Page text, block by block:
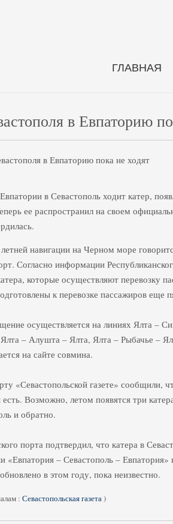
ГЛАВНАЯ
в Евпаторию
в Севастополь ходит катер,
ее распространил на своем
навигации на Черном море
Согласно информации
которые осуществляют перевозку
к перевозке пассажиров еще
осуществляется на линиях Ялта –
– Алушта – Ялта, Ялта – Рыбачье –
на сайте совмина.
«Севастопольской газете» сообщили,
Возможно, летом появятся три
и обратно.
порта подтвердил, что катера в
– Севастополь – Евпатория»
в этом году, пока неизвестно.
: Севастопольская газета)